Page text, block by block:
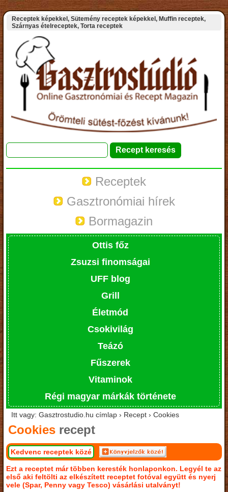
Receptek képekkel, Sütemény receptek képekkel, Muffin receptek,
Szárnyas ételreceptek, Torta receptek
Receptek
Gasztronómiai hírek
Bormagazin
Ottis főz
Zsuzsi finomságai
UFF blog
Grill
Életmód
Csokivilág
Teázó
Fűszerek
Vitaminok
Régi magyar márkák története
Itt vagy: Gasztrostudio.hu címlap › Recept › Cookies
Cookies recept
Kedvenc receptek közé
Ezt a receptet már többen keresték honlaponkon. Legyél te az
első aki feltölti az elkészített receptet fotóval együtt és nyerj
vele (Spar, Penny vagy Tesco) vásárlási utalványt!